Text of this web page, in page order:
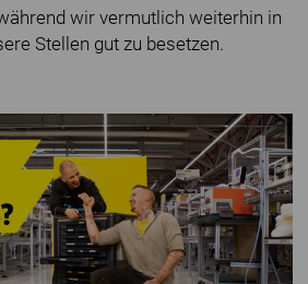
wir vermutlich weiterhin in
Stellen gut zu besetzen.